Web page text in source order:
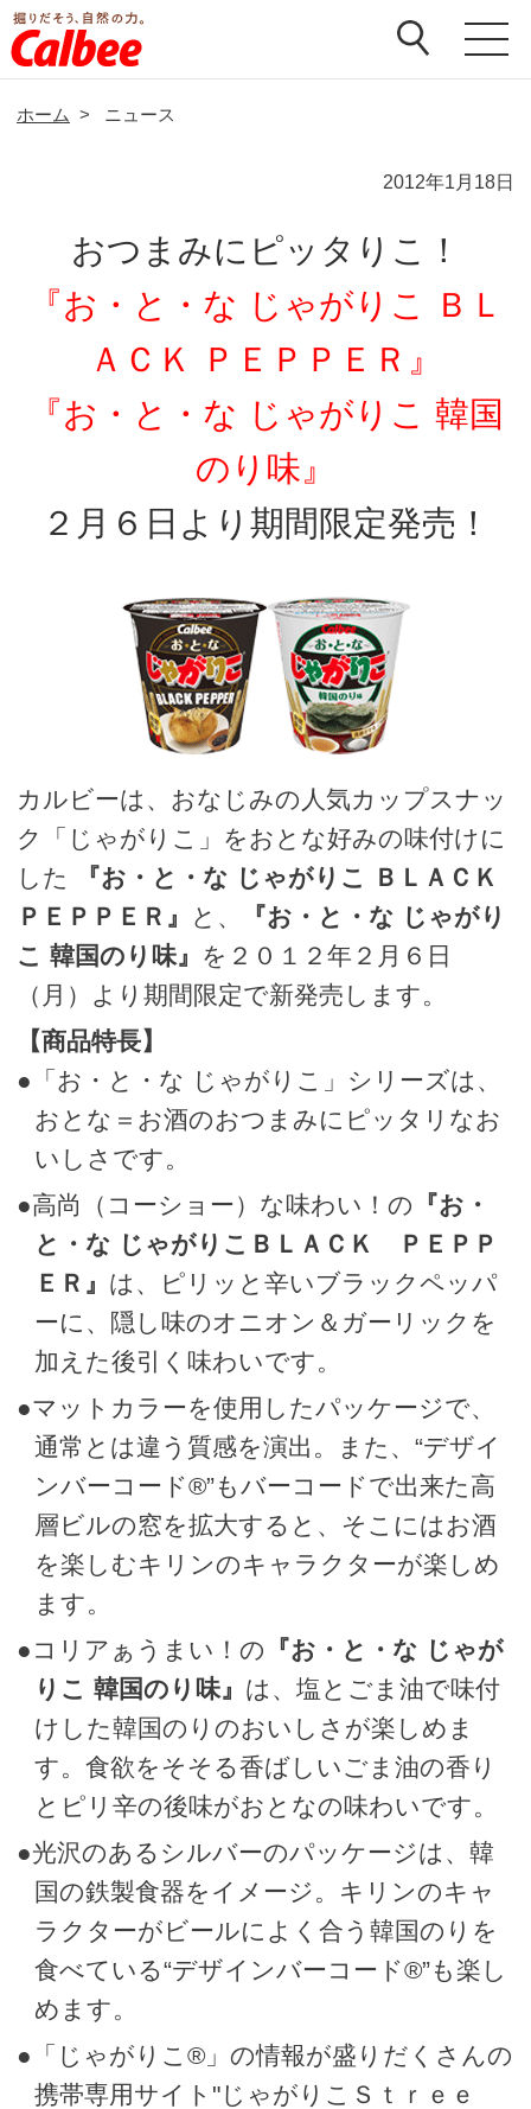
ホーム > ニュース
2012年1月18日
おつまみにピッタりこ！
『お・と・な じゃがりこ ＢＬ
ＡＣＫ ＰＥＰＰＥＲ』
『お・と・な じゃがりこ 韓国
のり味』
２月６日より期間限定発売！
カルビーは、おなじみの人気カップスナッ
ク「じゃがりこ」をおとな好みの味付けに
した
『お・と・な じゃがりこ ＢＬＡＣＫ
ＰＥＰＰＥＲ』
と、
『お・と・な じゃがり
こ 韓国のり味』 を２０１２年２月６日
（月）より期間限定で新発売します。
【商品特長】
●「お・と・な じゃがりこ」シリーズは、
おとな＝お酒のおつまみにピッタリなお
いしさです。
●高尚（コーショー）な味わい！の 『お・
と・な じゃがりこＢＬＡＣＫ ＰＥＰＰ
ＥＲ』 は、ピリッと辛いブラックペッパ
ーに、隠し味のオニオン＆ガーリックを
加えた後引く味わいです。
●マットカラーを使用したパッケージで、
通常とは違う質感を演出。また、“デザイ
ンバーコード®”もバーコードで出来た高
層ビルの窓を拡大すると、そこにはお酒
を楽しむキリンのキャラクターが楽しめ
ます。
●コリアぁうまい！の 『お・と・な じゃが
りこ 韓国のり味』 は、塩とごま油で味付
けした韓国のりのおいしさが楽しめま
す。食欲をそそる香ばしいごま油の香り
とピリ辛の後味がおとなの味わいです。
●光沢のあるシルバーのパッケージは、韓
国の鉄製食器をイメージ。キリンのキャ
ラクターがビールによく合う韓国のりを
食べている“デザインバーコード®”も楽し
めます。
●「じゃがりこ®」の情報が盛りだくさんの
携帯専用サイト"じゃがりこＳｔｒｅｅ